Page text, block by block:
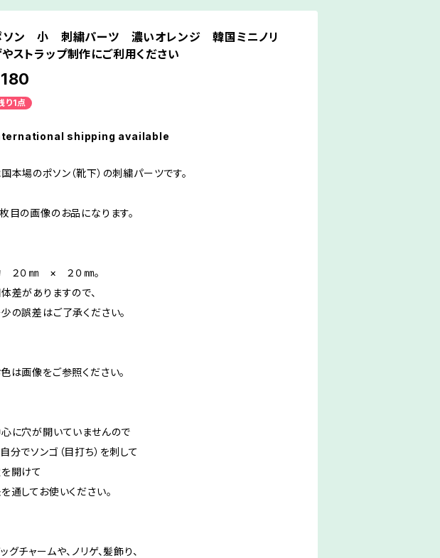
ソン 小 刺繍パーツ 濃いオレンジ 韓国ミニノリ
やストラップ制作にご利用ください
り1点
shipping available
本場のポソン（靴下）の刺繍パーツです。
目の画像のお品になります。
２０㎜ × ２０㎜。
差がありますので、
の誤差はご了承ください。
は画像をご参照ください。
に穴が開いていませんので
分でソンゴ（目打ち）を刺して
開けて
通してお使いください。
グチャームや、ノリゲ、髪飾り、